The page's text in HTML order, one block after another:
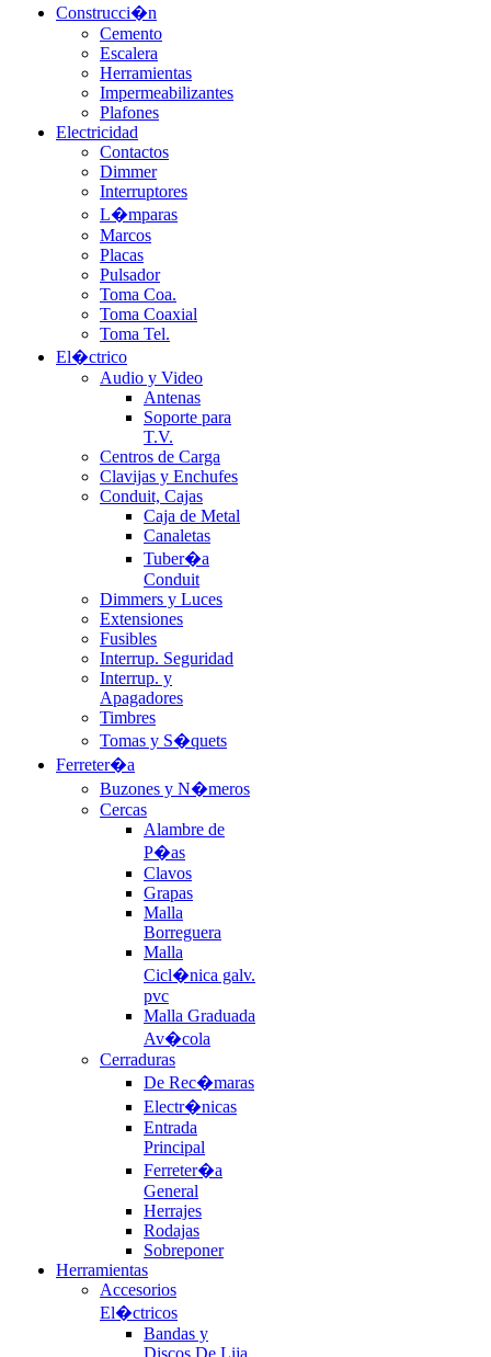
Construcci�n
Cemento
Escalera
Herramientas
Impermeabilizantes
Plafones
Electricidad
Contactos
Dimmer
Interruptores
L�mparas
Marcos
Placas
Pulsador
Toma Coa.
Toma Coaxial
Toma Tel.
El�ctrico
Audio y Video
Antenas
Soporte para
T.V.
Centros de Carga
Clavijas y Enchufes
Conduit, Cajas
Caja de Metal
Canaletas
Tuber�a
Conduit
Dimmers y Luces
Extensiones
Fusibles
Interrup. Seguridad
Interrup. y
Apagadores
Timbres
Tomas y S�quets
Ferreter�a
Buzones y N�meros
Cercas
Alambre de
P�as
Clavos
Grapas
Malla
Borreguera
Malla
Cicl�nica galv.
pvc
Malla Graduada
Av�cola
Cerraduras
De Rec�maras
Electr�nicas
Entrada
Principal
Ferreter�a
General
Herrajes
Rodajas
Sobreponer
Herramientas
Accesorios
El�ctricos
Bandas y
Discos De Lija